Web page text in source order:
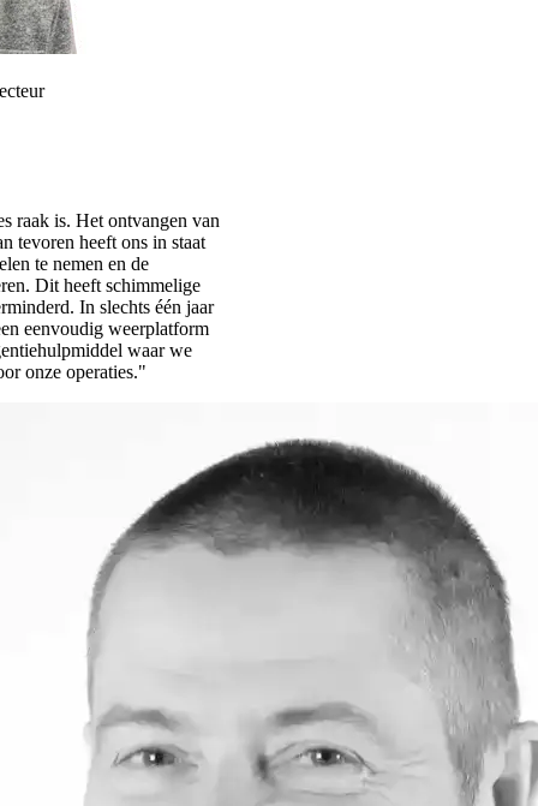
raak is. Het ontvangen van
tevoren heeft ons in staat
te nemen en de
Dit heeft schimmelige
In slechts één jaar
eenvoudig weerplatform
waar we
onze operaties."